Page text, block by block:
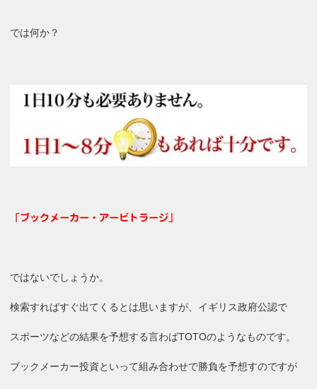
では何か？
「ブックメーカー・アービトラージ」
ではないでしょうか。
検索すればすぐ出てくるとは思いますが、イギリス政府公認で
スポーツなどの結果を予想する言わばTOTOのようなものです。
ブックメーカー投資といって組み合わせで勝負を予想すのですが